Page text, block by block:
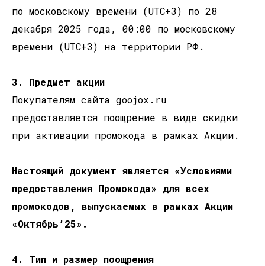
по московскому времени (UTC+3) по 28
декабря 2025 года, 00:00 по московскому
времени (UTC+3) на территории РФ.
3. Предмет акции
Покупателям сайта goojox.ru
предоставляется поощрение в виде скидки
при активации промокода в рамках Акции.
Настоящий документ является «Условиями
предоставления Промокода» для всех
промокодов, выпускаемых в рамках Акции
«Октябрь’25».
4. Тип и размер поощрения